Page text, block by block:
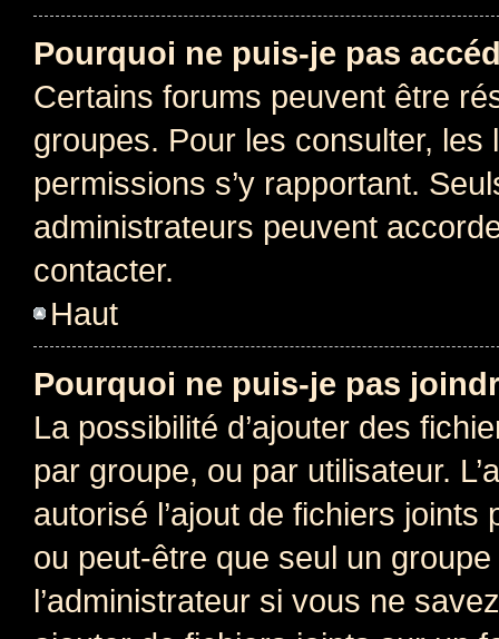
Pourquoi ne puis-je pas
Certains forums peuvent être
groupes. Pour les consulter,
permissions s’y rapportant.
administrateurs peuvent
contacter.
Haut
Pourquoi ne puis-je pas
La possibilité d’ajouter des
par groupe, ou par utilisateur.
autorisé l’ajout de fichiers
ou peut-être que seul un
l’administrateur si vous ne